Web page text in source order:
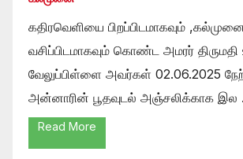
கதிரவெளியை பிறப்பிடமாகவும்
வசிப்பிடமாகவும் கொண்ட அமரர் திருமதி
வேலுப்பிள்ளை அவர்கள் 02.06.2025
அன்னாரின் பூதவுடல் அஞ்சலிக்காக இல
Read More